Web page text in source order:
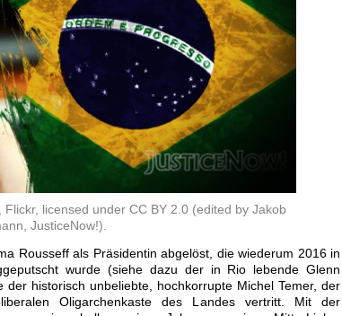
licensed under CC BY 2.0 (edited by Jakob
JusticeNow!).
Rousseff als Präsidentin abgelöst, die wiederum 2016 in
wurde (siehe dazu der in Rio lebende Glenn
historisch unbeliebte, hochkorrupte Michel Temer, der
Oligarchenkaste des Landes vertritt. Mit der